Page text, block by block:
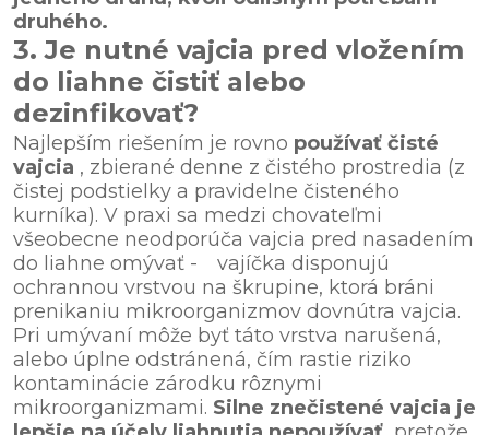
druhého.
3. Je nutné vajcia pred vložením
do liahne čistiť alebo
dezinfikovať?
Najlepším riešením je rovno používať čisté
vajcia , zbierané denne z čistého prostredia (z
čistej podstielky a pravidelne čisteného
kurníka). V praxi sa medzi chovateľmi
všeobecne neodporúča vajcia pred nasadením
do liahne omývať -
vajíčka disponujú
ochrannou vrstvou na škrupine, ktorá bráni
prenikaniu mikroorganizmov dovnútra vajcia.
Pri umývaní môže byť táto vrstva narušená,
alebo úplne odstránená, čím rastie riziko
kontaminácie zárodku rôznymi
mikroorganizmami. Silne znečistené vajcia je